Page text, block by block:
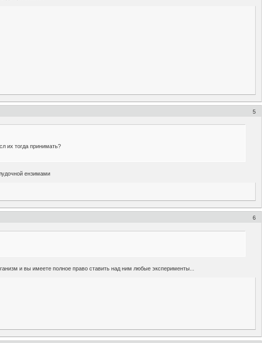
5
их тогда принимать?
ензимами
6
и вы имеете полное право ставить над ним любые эксперименты...